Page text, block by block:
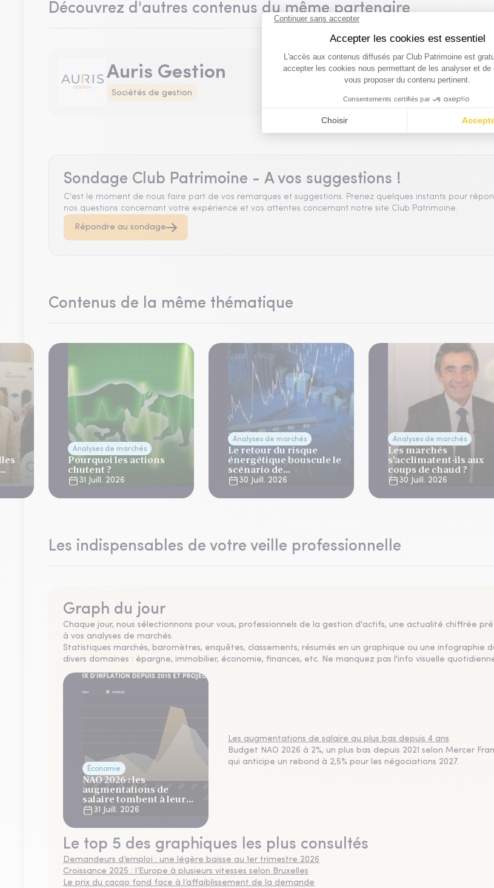
Découvrez d'autres contenus du même partenaire
Auris Gestion
Sociétés de gestion
Sondage Club Patrimoine - A vos suggestions !
C'est le moment de nous faire part de vos remarques et suggestions. Prenez quelques instants pour
nos questions concernant votre expérience et vos attentes concernant notre site Club Patrimoine.
Répondre au sondage
Contenus de la même thématique
Analyses de marchés
Pourquoi les actions
chutent ?
31 Juill. 2026
Analyses de marchés
Le retour du risque
énergétique bouscule le
scénario de
normalisation
30 Juill. 2026
Analyses de marchés
Les marchés
s’acclimatent-ils aux
coups de chaud ?
30 Juill. 2026
Les indispensables de votre veille professionnelle
Graph du jour
Chaque jour, nous sélectionnons pour vous, professionnels de la gestion d'actifs, une actualité chiffrée
à vos analyses de marchés.
Statistiques marchés, baromètres, enquêtes, classements, résumés en un graphique ou une infographie
divers domaines : épargne, immobilier, économie, finances, etc. Ne manquez pas l'info visuelle
Économie
NAO 2026 : les
augmentations de
salaire tombent à leur
plus bas niveau depuis 4
ans
31 Juill. 2026
Les augmentations de salaire au plus bas depuis 4 ans
Budget NAO 2026 à 2%, un plus bas depuis 2021 selon Mercer
qui anticipe un rebond à 2,5% pour les négociations 2027.
Le top 5 des graphiques les plus consultés
Demandeurs d’emploi : une légère baisse au 1er trimestre 2026
Croissance 2025 : l’Europe à plusieurs vitesses selon Bruxelles
Le prix du cacao fond face à l’affaiblissement de la demande